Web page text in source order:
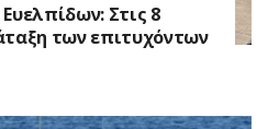
Στις 8
των επιτυχόντων